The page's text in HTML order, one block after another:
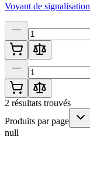
Voyant de signalisation
2 résultats trouvés
Produits par page
null